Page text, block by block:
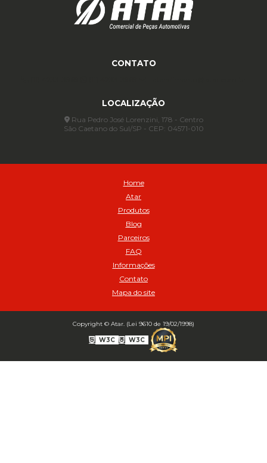
Anel para Vedação OR 335 Importado - Cod 01771
Anel para Vedação OR 339 - Cod 01772
Anel para Vedação OR 451 - Cod 01775
Assentador de Talão Pneu sem Câmara - Cod 01558
Automático para compressor 125 a 175 libras - Cod 02206
Avental de Raspa sem Emenda 1,2mt - Cod 01925
Balanceamento automatico SBBA - 282 pacote com 282g - Cod
Balanceamento Automático SBBA 113 Pacote com 113g - Cod 03197
Balanceamento Automático SBBA- 340 Pacote com 340g - Cod
BICO INF DUPLO LONGO CURVO 90 1295LC - cod 03631
Bico Inflador Duplo 300 mm - Cod 03245
Bico Inflador Duplo 825 L Schweers - Cod 00207
Bico Inflador Duplo sem Retenção 0506 Schweers - Cod 02638
CONTATO
LOCALIZAÇÃO
Rua Pedro José Lorenzini, 178 - Centro
São Caetano do Sul/SP - CEP: 04571-010
Home
Atar
Produtos
Blog
Parceiros
FAQ
Informações
Contato
Mapa do site
Copyright © Atar. (Lei 9610 de 19/02/1998)
W3C W3C